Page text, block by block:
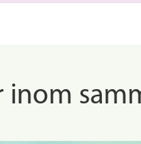
inom